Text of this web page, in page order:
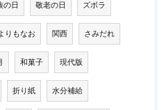
の日 敬老の日 ズボラ
りもなお 関西 さみだれ
和菓子 現代版
折り紙 水分補給